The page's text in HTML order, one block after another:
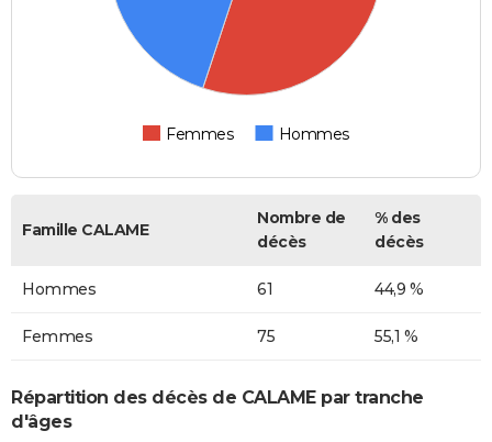
Femmes Hommes
Famille CALAME
Nombre de
décès
% des
décès
Hommes 61 44,9 %
Femmes 75 55,1 %
Répartition des décès de CALAME par tranche
d'âges